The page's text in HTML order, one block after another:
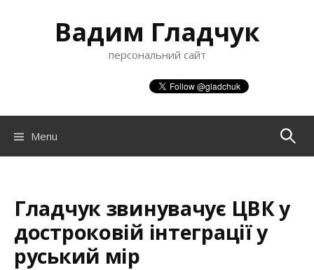
c
Вадим Гладчук
персональний сайт
Menu П
ш
Гладчук звинувачує ЦВК у
достроковій інтеграції у
руський мір